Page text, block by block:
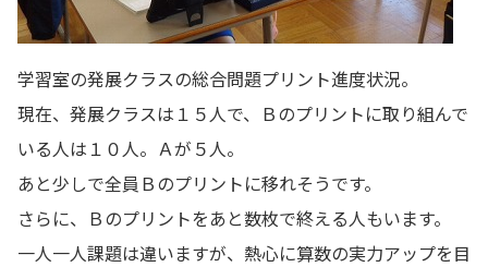
学習室の発展クラスの総合問題プリント進度状況。
現在、発展クラスは１５人で、Ｂのプリントに取り組んで
いる人は１０人。Ａが５人。
あと少しで全員Ｂのプリントに移れそうです。
さらに、Ｂのプリントをあと数枚で終える人もいます。
一人一人課題は違いますが、熱心に算数の実力アップを目